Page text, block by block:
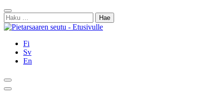
Siirry
sisältöön
Sulje
Haku:
Fi
Sv
En
Hae
Päävalikko